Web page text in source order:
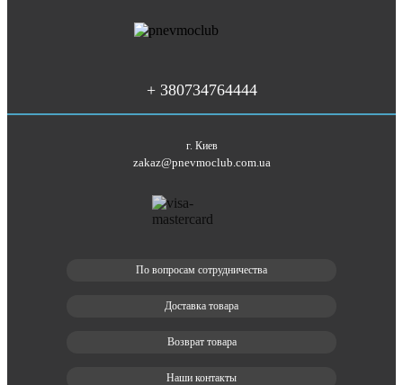
+ 380734764444
г. Киев
zakaz@pnevmoclub.com.ua
По вопросам сотрудничества
Доставка товара
Возврат товара
Наши контакты